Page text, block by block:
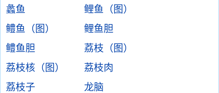
蠡鱼
鲤鱼（图）
鳢鱼（图）
鲤鱼胆
鳢鱼胆
荔枝（图）
荔枝核（图）
荔枝肉
荔枝子
龙脑